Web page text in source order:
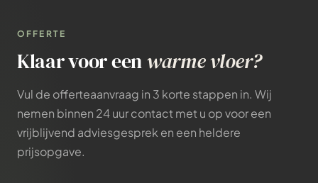
OFFERTE
Klaar voor eenwarme vloer?
Vul de offerteaanvraag in 3 korte stappen in. Wij
nemen binnen 24 uur contact met u op voor een
vrijblijvend adviesgesprek en een heldere
prijsopgave.